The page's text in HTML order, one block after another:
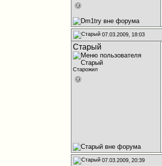
07.03.2009, 18:03
Старый
Старожил
07.03.2009, 20:39